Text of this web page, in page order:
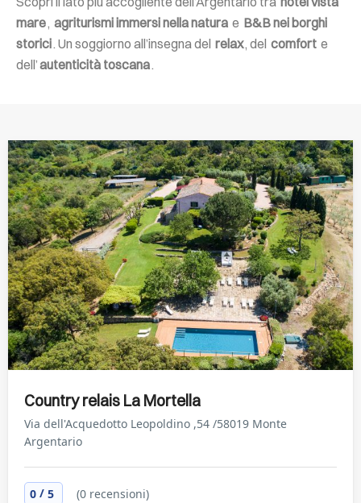
mare, agriturismi immersi nella natura e B&B nei borghi
storici. Un soggiorno all’insegna del relax, del comfort e
dell’autenticità toscana.
Country relais La Mortella
Via dell'Acquedotto Leopoldino ,54 /58019 Monte
Argentario
0 / 5 (0 recensioni)